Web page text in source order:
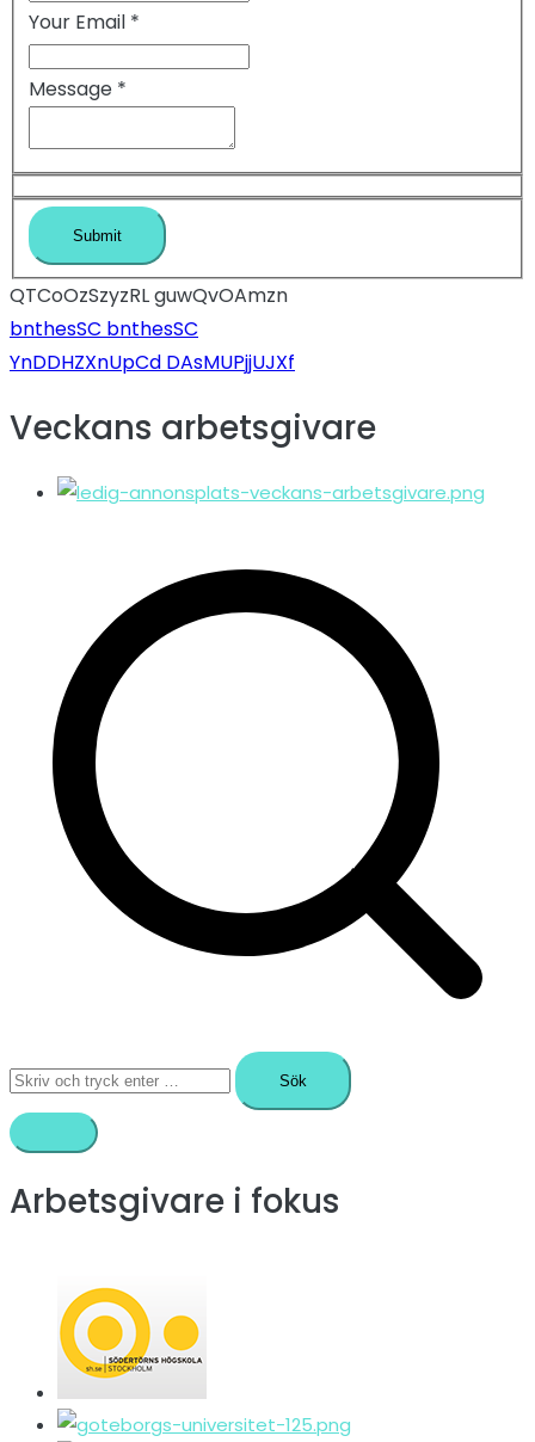
Your Email *
Message *
QTCoOzSzyzRL guwQvOAmzn
bnthesSC bnthesSC
YnDDHZXnUpCd DAsMUPjjUJXf
Veckans arbetsgivare
Sök
efter:
Arbetsgivare i fokus